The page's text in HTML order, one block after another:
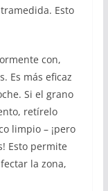
Esto
con,
Es más eficaz
Si el grano
retírelo
limpio – ¡pero
Esto permite
la zona,